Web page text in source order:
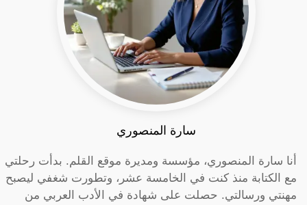
سارة المنصوري
أنا سارة المنصوري، مؤسسة ومديرة موقع القلم. بدأت رحلتي
مع الكتابة منذ كنت في الخامسة عشر، وتطورت شغفي ليصبح
مهنتي ورسالتي. حصلت على شهادة في الأدب العربي من